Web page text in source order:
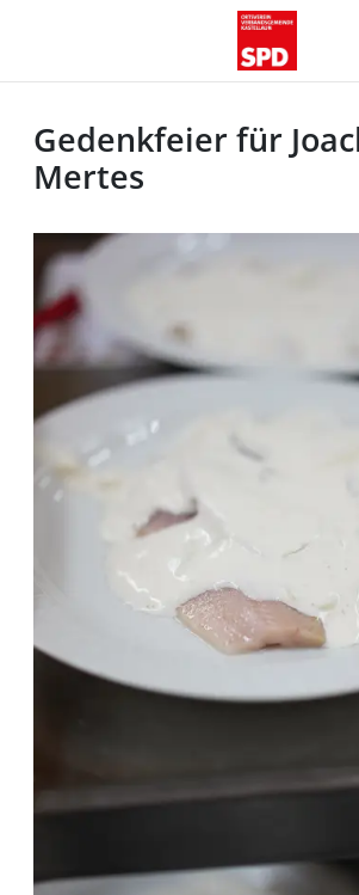
Gedenkfeier für
Mertes